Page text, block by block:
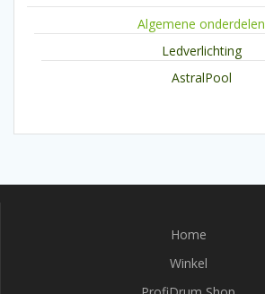
Algemene onderdelen
Ledverlichting
AstralPool
Home
Winkel